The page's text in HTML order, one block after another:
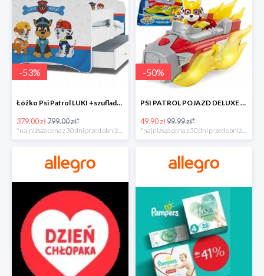
-53%
Łóżko Psi Patrol LUKI +szuflada+materac+grafika -52%
379.00 zł799.00 zł*
-50%
PSI PATROL POJAZD DELUXE FIGURKA MARSHALL MIGHTY -50%
49.90 zł99.99 zł*